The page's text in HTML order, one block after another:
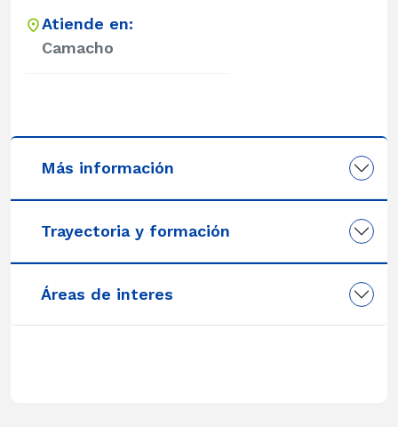
Atiende en:
Camacho
Más información
Trayectoria y formación
Áreas de interes